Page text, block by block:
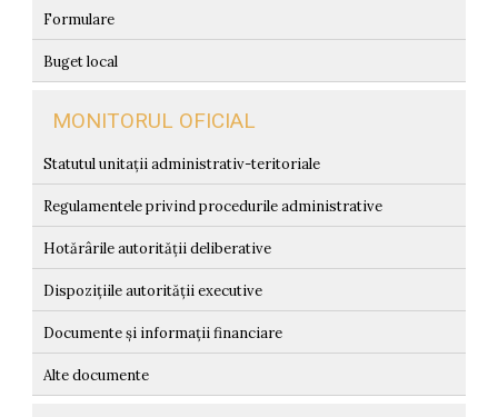
Formulare
Buget local
MONITORUL OFICIAL
Statutul unitații administrativ-teritoriale
Regulamentele privind procedurile administrative
Hotărârile autorității deliberative
Dispozițiile autorității executive
Documente și informații financiare
Alte documente